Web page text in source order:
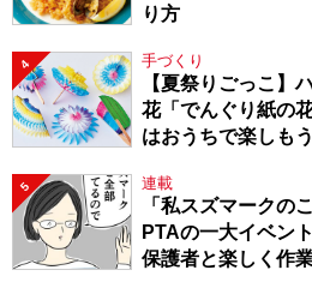
り方
4 手づくり
【夏祭りごっこ】
花「でんぐり紙の
はおうちで楽しもう
5 連載
「私スズマークの
PTAの一大イベン
保護者と楽しく作